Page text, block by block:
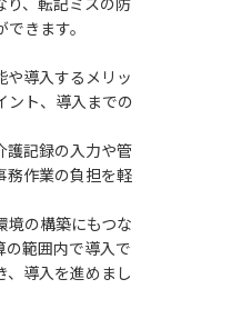
り、転記ミスの防
きます。
や導入するメリッ
ント、導入までの
護記録の入力や管
務作業の負担を軽
境の構築にもつな
の範囲内で導入で
、導入を進めまし